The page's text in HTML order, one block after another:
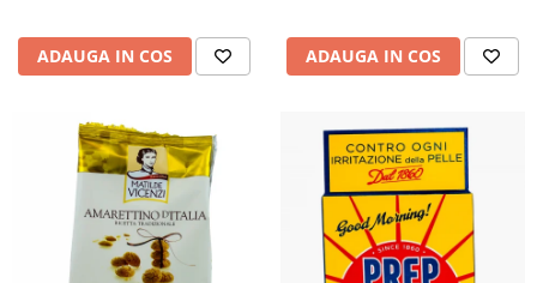
ADAUGA IN COS ADAUGA IN COS